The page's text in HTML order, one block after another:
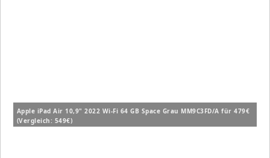
Apple iPad Air 10,9" 2022 Wi-Fi 64 GB Space Grau MM9C3FD/A für 479€
(Vergleich: 549€)